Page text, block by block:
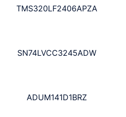
TMS320LF2406APZA
SN74LVCC3245ADW
ADUM141D1BRZ